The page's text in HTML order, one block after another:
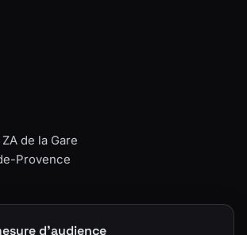
de la Gare
Provence
d'audience